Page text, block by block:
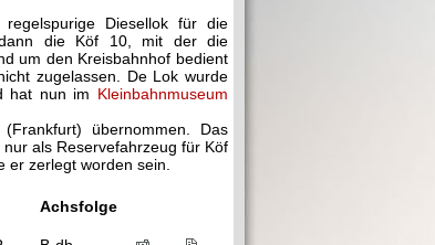
Diesellok für die
dann die Köf 10, mit der die
um den Kreisbahnhof bedient
zugelassen. De Lok wurde
hat nun im Kleinbahnmuseum
übernommen. Das
als Reservefahrzeug für Köf
zerlegt worden sein.
Achsfolge